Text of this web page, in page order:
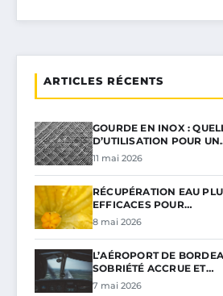
ARTICLES RÉCENTS
GOURDE EN INOX :
D’UTILISATION POUR
11 mai 2026
RÉCUPÉRATION EAU
EFFICACES POUR…
8 mai 2026
L’AÉROPORT DE
SOBRIÉTÉ ACCRUE ET…
7 mai 2026